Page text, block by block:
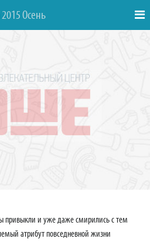
Осень
привыкли и уже даже смирились с тем
атрибут повседневной жизни